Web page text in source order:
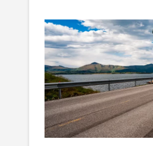
corpo
encontrado
em
Angra
Reis
como
de
Berenice